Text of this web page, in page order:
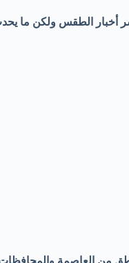
ننشر أخبار الطقس ولكن
من العاصمة